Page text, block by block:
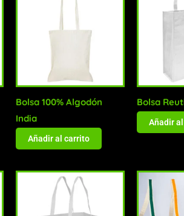
Bolsa 100% Algodón
India
Añadir al carrito
Bolsa
Añadir